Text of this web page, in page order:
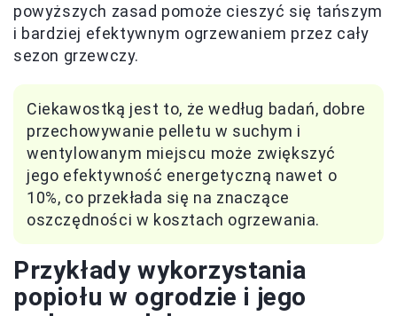
powyższych zasad pomoże cieszyć się tańszym
i bardziej efektywnym ogrzewaniem przez cały
sezon grzewczy.
Ciekawostką jest to, że według badań, dobre
przechowywanie pelletu w suchym i
wentylowanym miejscu może zwiększyć
jego efektywność energetyczną nawet o
10%, co przekłada się na znaczące
oszczędności w kosztach ogrzewania.
Przykłady wykorzystania
popiołu w ogrodzie i jego